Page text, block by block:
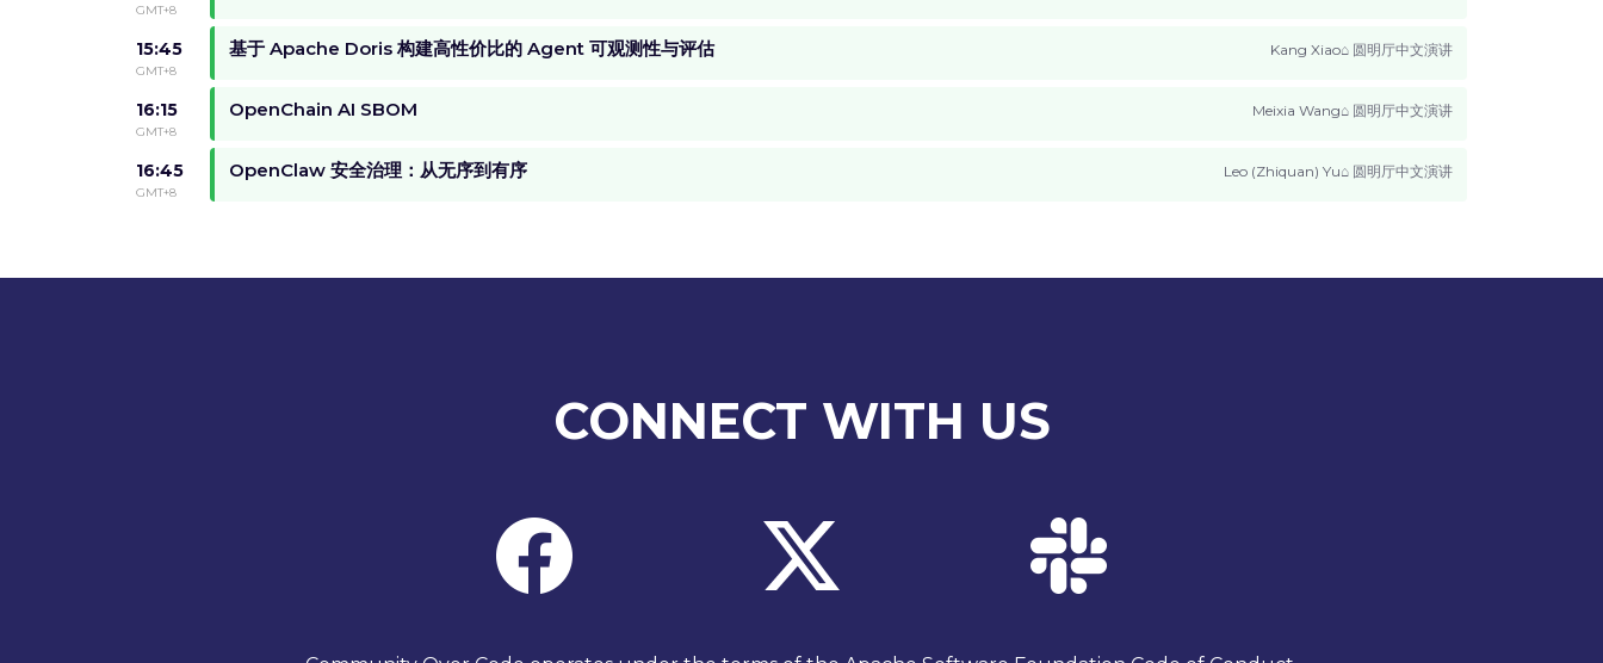
GMT+8
15:45
GMT+8
基于 Apache Doris 构建高性价比的 Agent 可观测性与评估 Kang Xiao 圆明厅中文演讲
16:15
GMT+8
OpenChain AI SBOM Meixia Wang 圆明厅中文演讲
16:45
GMT+8
OpenClaw 安全治理：从无序到有序 Leo (Zhiquan) Yu 圆明厅中文演讲
CONNECT WITH US